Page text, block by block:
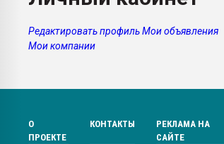
пластмасс
28.07.2026 "Технониколь" довольна
ПЕРЕЙТИ НА ФОРУМ
Редактировать профильМои объявления
Мои компании
О
ПРОЕКТЕ
КОНТАКТЫ
РЕКЛАМА НА
САЙТЕ